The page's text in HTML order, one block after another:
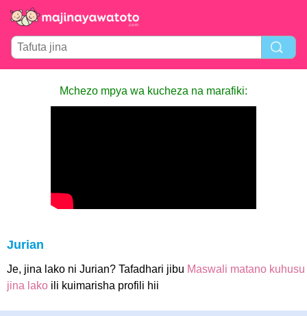
Mchezo mpya wa kucheza na marafiki:
Jurian
Je, jina lako ni Jurian? Tafadhari jibu Maswali matano kuhusu
jina lako ili kuimarisha profili hii